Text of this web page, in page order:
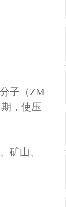
子（ZM
，使压
矿山、